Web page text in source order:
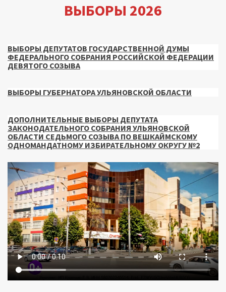
ВЫБОРЫ 2026
ВЫБОРЫ ДЕПУТАТОВ ГОСУДАРСТВЕННОЙ ДУМЫ
ФЕДЕРАЛЬНОГО СОБРАНИЯ РОССИЙСКОЙ ФЕДЕРАЦИИ
ДЕВЯТОГО СОЗЫВА
ВЫБОРЫ ГУБЕРНАТОРА УЛЬЯНОВСКОЙ ОБЛАСТИ
ДОПОЛНИТЕЛЬНЫЕ ВЫБОРЫ ДЕПУТАТА
ЗАКОНОДАТЕЛЬНОГО СОБРАНИЯ УЛЬЯНОВСКОЙ
ОБЛАСТИ СЕДЬМОГО СОЗЫВА ПО ВЕШКАЙМСКОМУ
ОДНОМАНДАТНОМУ ИЗБИРАТЕЛЬНОМУ ОКРУГУ №2